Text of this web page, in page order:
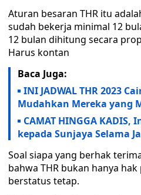
Aturan besaran THR itu
sudah bekerja minimal 12
12 bulan dihitung secara
Harus kontan
Baca Juga:
INI JADWAL THR 2023
Mudahkan Mereka yang
CAMAT HINGGA KADIS,
kepada Sunjaya Selama
Soal siapa yang berhak
bahwa THR bukan hanya
berstatus tetap.